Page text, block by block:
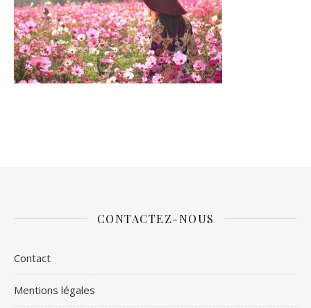
CONTACTEZ-NOUS
Contact
Mentions légales